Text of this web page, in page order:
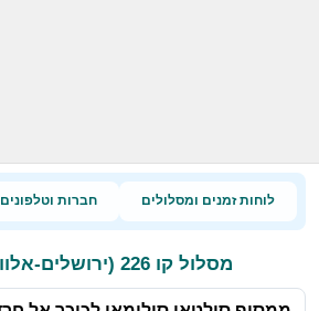
לוחות זמנים ומסלולים חברות וטלפונים
מסלול קו 226 (ירושלים-אלווסט איחוד)